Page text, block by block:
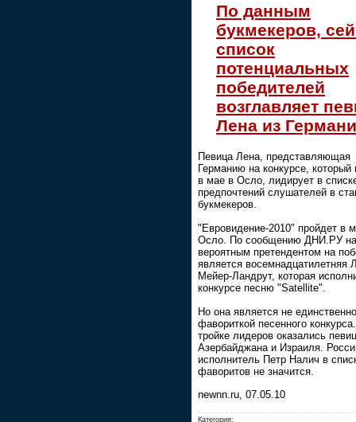
По данным
букмекеров,
список
потенциальных
победителей
возглавляет
Лена из
Певица Лена, представляющая
Германию на конкурсе, который
в мае в Осло, лидирует в
предпочтений слушателей в
букмекеров.
"Евровидение-2010" пройдет в
Осло. По сообщению ДНИ.РУ
вероятным претендентом на
является восемнадцатилетняя
Мейер-Ландрут, которая
конкурсе песню "Satellite".
Но она является не
фавориткой песенного
тройке лидеров оказались
Азербайджана и Израиля.
исполнитель Петр Налич в
фаворитов не значится.
newnn.ru, 07.05.10
Категория: